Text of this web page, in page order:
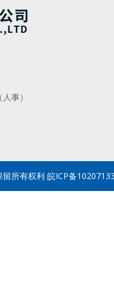
（人事）
所有权利 皖ICP备